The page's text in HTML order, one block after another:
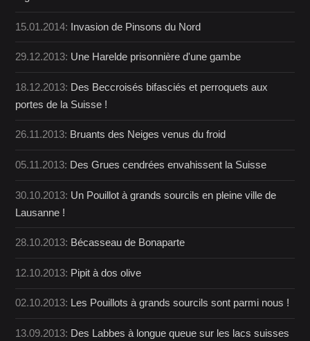
15.01.2014: Invasion de Pinsons du Nord
29.12.2013: Une Harelde prisonnière d'une gambe
18.12.2013: Des Beccroisés bifasciés et perroquets aux
portes de la Suisse !
26.11.2013: Bruants des Neiges venus du froid
05.11.2013: Des Grues cendrées envahissent la Suisse
30.10.2013: Un Pouillot à grands sourcils en pleine ville de
Lausanne !
28.10.2013: Bécasseau de Bonaparte
12.10.2013: Pipit à dos olive
02.10.2013: Les Pouillots à grands sourcils sont parmi nous !
13.09.2013: Des Labbes à longue queue sur les lacs suisses